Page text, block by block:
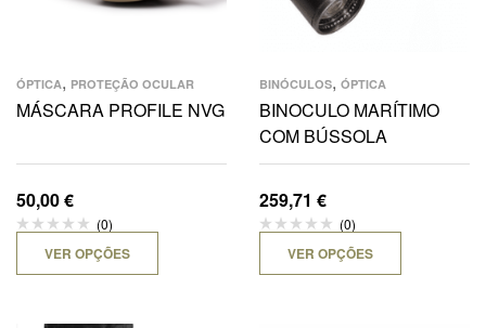
ÓPTICA, PROTEÇÃO OCULAR
MÁSCARA PROFILE NVG
50,00€
(0)
VER OPÇÕES
BINÓCULOS, ÓPTICA
BINOCULO MARÍTIMO
COM BÚSSOLA
259,71 €
(0)
VER OPÇÕES